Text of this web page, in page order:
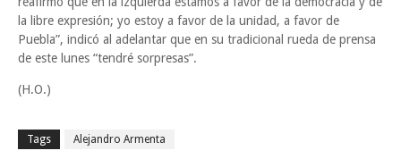
la libre expresión; yo estoy a favor de la unidad, a favor de
Puebla”, indicó al adelantar que en su tradicional rueda de prensa
de este lunes “tendré sorpresas”.
(H.O.)
Tags Alejandro Armenta